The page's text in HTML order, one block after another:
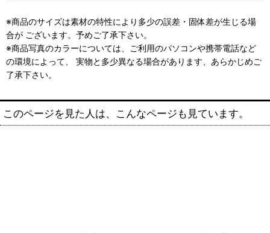
※商品のサイズは素材の特性により多少の誤差・固体差が生じる場
合が ございます。予めご了承下さい。
※商品写真のカラーについては、ご利用のパソコンや携帯電話など
の環境によって、 実物と多少異なる場合があります、あらかじめご
了承下さい。
このページを見た人は、こんなページも見ています。